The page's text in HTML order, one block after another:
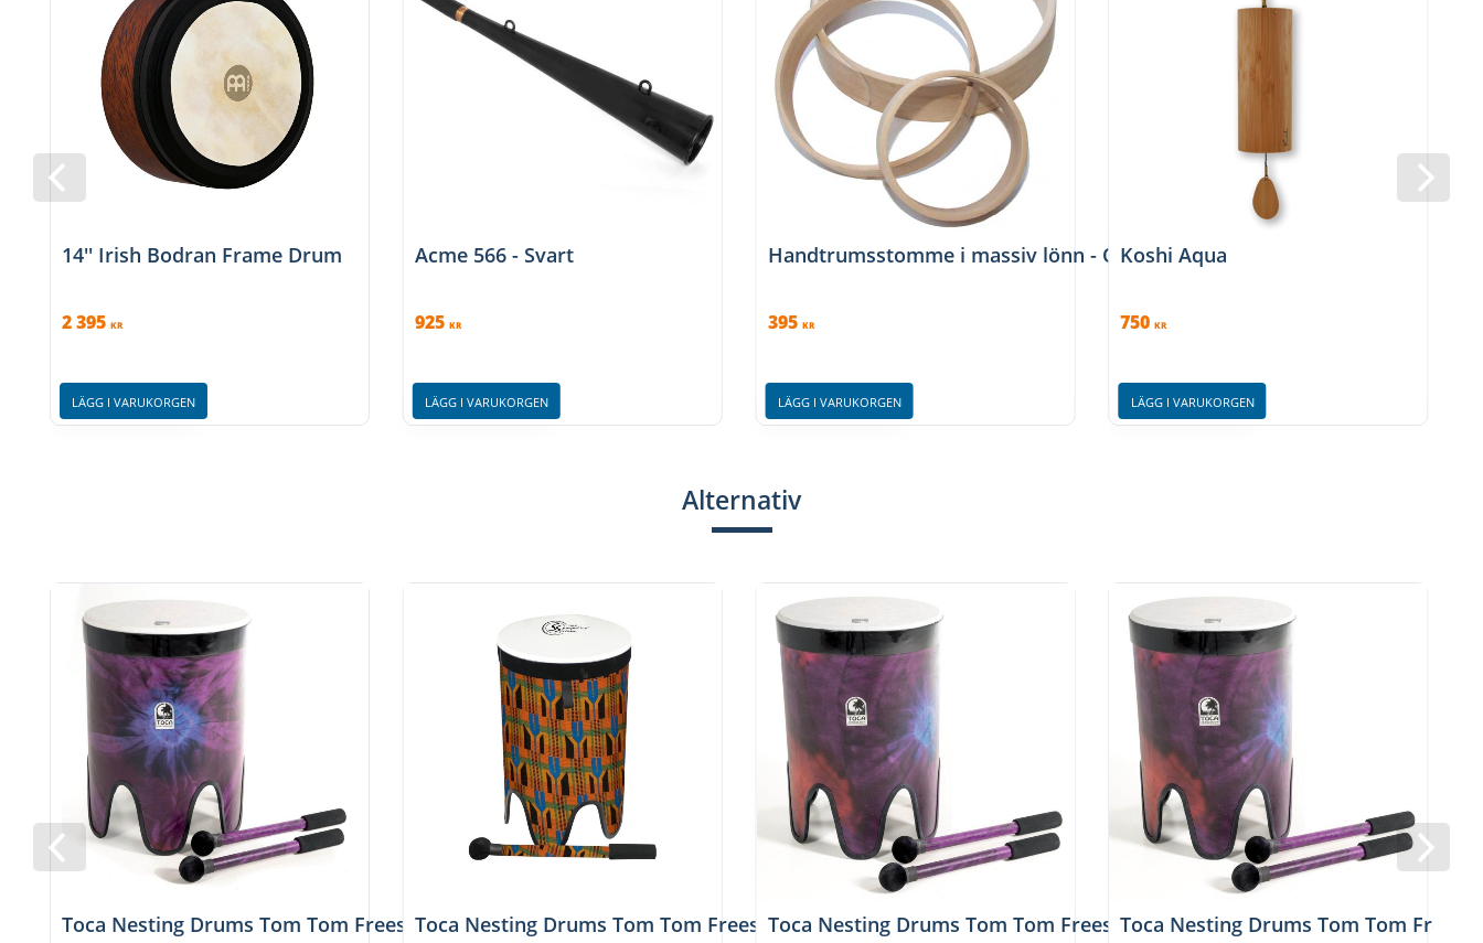
14'' Irish Bodran Frame Drum
2 395 KR
LÄGG I VARUKORGEN
Acme 566 - Svart
925 KR
LÄGG I VARUKORGEN
Handtrumsstomme i massiv lönn - Obehandlad
395 KR
LÄGG I VARUKORGEN
Koshi Aqua
750 KR
LÄGG I VARUKORGEN
Alternativ
Toca Nesting Drums Tom Tom Freestyle II 16'', TF2NT-16WPToca Nesting Drums Tom Tom Freestyle II 14'', TSSNT-14K-FDPToca Nesting Drums Tom Tom Freestyle II 14'', TF2NT-14WP
Toca Nesting Drums Tom Tom